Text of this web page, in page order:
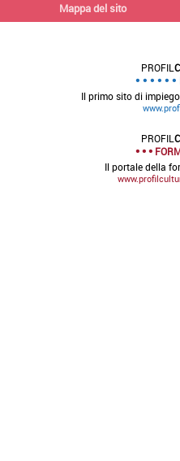
Mappa del sito
PROFIL
Il primo sito di
PROFIL
Il portale della